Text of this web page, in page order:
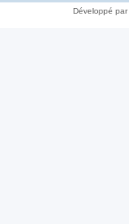
Développé par